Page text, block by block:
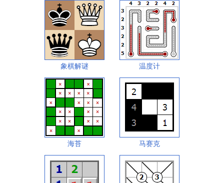
象棋解谜 温度计
海苔 马赛克